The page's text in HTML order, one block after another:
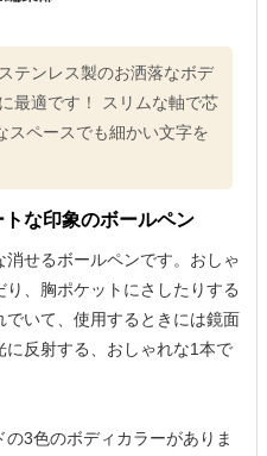
テンレス製のお洒落なボデ
最適です！ スリムな軸で芯
スペースでも細かい文字を
な印象のボールペン
消せるボールペンです。おしゃ
、胸ポケットにさしたりする
いて、使用するときには鏡面
反射する、おしゃれな1本で
3色のボディカラーがありま